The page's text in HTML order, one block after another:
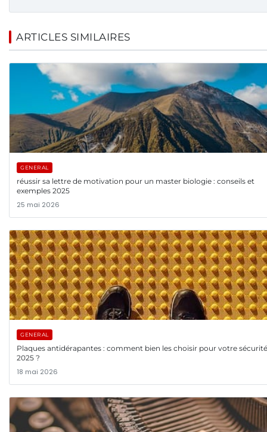
ARTICLES SIMILAIRES
GENERAL
réussir sa lettre de motivation pour un master biologie : conseils et
exemples 2025
25 mai 2026
GENERAL
Plaques antidérapantes : comment bien les choisir pour votre
2025 ?
18 mai 2026